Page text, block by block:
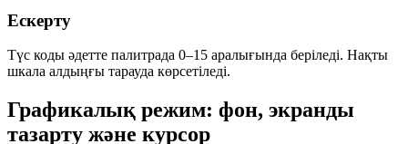
Ескерту
Түс коды әдетте палитрада 0–15 аралығында беріледі. Нақты
шкала алдыңғы тарауда көрсетіледі.
Графикалық режим: фон, экранды
тазарту және курсор